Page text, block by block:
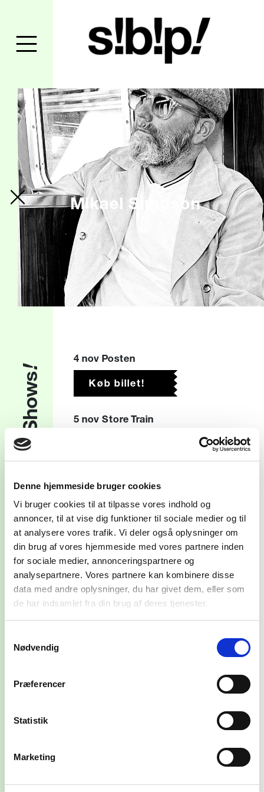
Denne hjemmeside bruger cookies
Vi bruger cookies til at tilpasse vores indhold og
annoncer, til at vise dig funktioner til sociale medier og til
at analysere vores trafik. Vi deler også oplysninger om
din brug af vores hjemmeside med vores partnere inden
for sociale medier, annonceringspartnere og
analysepartnere. Vores partnere kan kombinere disse
data med andre oplysninger, du har givet dem, eller som
de har indsamlet fra din brug af deres tjenester.
Nødvendig
Præferencer
Statistik
Marketing
koncerter
agentur
syd for
solen
Mikael Simpson
Shows
!
4 nov Posten
Køb billet!
5 nov Store Train
13 nov VEGA - Store Vega
Køb billet!
14 nov VEGA - Store Vega
Køb billet!
21 nov Studenterhuset Aalborg
Biografi
at gøre tingene på sin egen måde.
Han har en lang karriere som både
soloproducer og sangskriver og er et